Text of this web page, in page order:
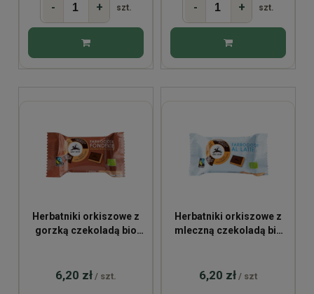
- + szt. - + szt.
Herbatniki orkiszowe z
gorzką czekoladą bio
6,20 zł / szt.
Herbatniki orkiszowe z
mleczną czekoladą bio
6,20 zł / szt